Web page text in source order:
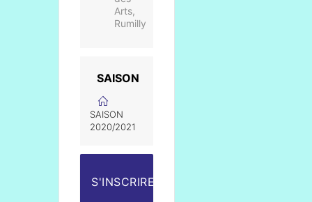
Arts,
Rumilly
SAISON
SAISON
2020/2021
S'INSCRIRE